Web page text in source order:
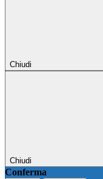
Chiudi
Chiudi
Conferma